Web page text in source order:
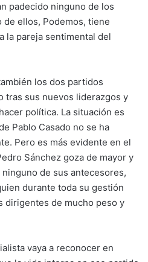
padecido ninguno de los
ellos, Podemos, tiene
la pareja sentimental del
los dos partidos
tras sus nuevos liderazgos y
política. La situación es
Pablo Casado no se ha
Pero es más evidente en el
Sánchez goza de mayor y
de sus antecesores,
durante toda su gestión
dirigentes de mucho peso y
vaya a reconocer en